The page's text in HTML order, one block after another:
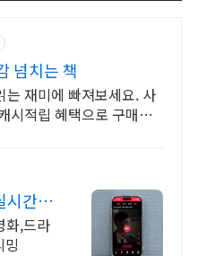
넘치는 책
는 재미에 빠져보세요. 사
시적립 혜택으로 구매하
시간
화,드라